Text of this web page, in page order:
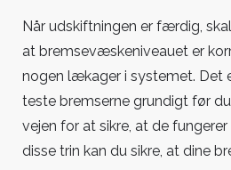
Når udskiftningen er færdig,
at bremsevæskeniveauet er
nogen lækager i systemet. Det
teste bremserne grundigt før
vejen for at sikre, at de
disse trin kan du sikre, at dine